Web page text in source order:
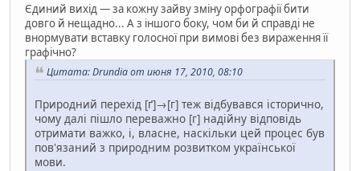
Єдиний вихід — за кожну зайву зміну орфографії бити
довго й нещадно... А з іншого боку, чом би й справді не
внормувати вставку голосної при вимові без вираження її
графічно?
Цитата: Drundia от июня 17, 2010, 08:10
Природний перехід [ґ]→[г] теж відбувався історично,
чому далі пішло переважно [г] надійну відповідь
отримати важко, і, власне, наскільки цей процес був
пов'язаний з природним розвитком української
мови.